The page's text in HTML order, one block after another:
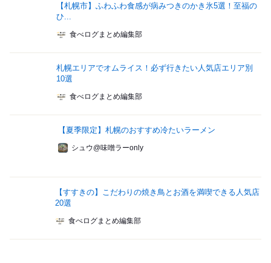
【札幌市】ふわふわ食感が病みつきのかき氷5選！至福の
ひ...
食べログまとめ編集部
札幌エリアでオムライス！必ず行きたい人気店エリア別
10選
食べログまとめ編集部
【夏季限定】札幌のおすすめ冷たいラーメン
シュウ@味噌ラーonly
【すすきの】こだわりの焼き鳥とお酒を満喫できる人気店
20選
食べログまとめ編集部